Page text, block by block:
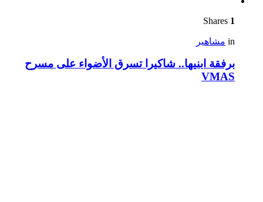
1
in مشاهير
برفقة ابنيها.. شاكيرا تسرق الأضواء على مسرح
VMAS